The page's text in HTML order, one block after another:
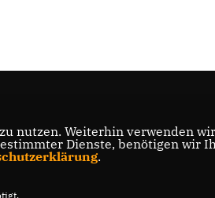
nutzen. Weiterhin verwenden
Dienste, benötigen wir
.